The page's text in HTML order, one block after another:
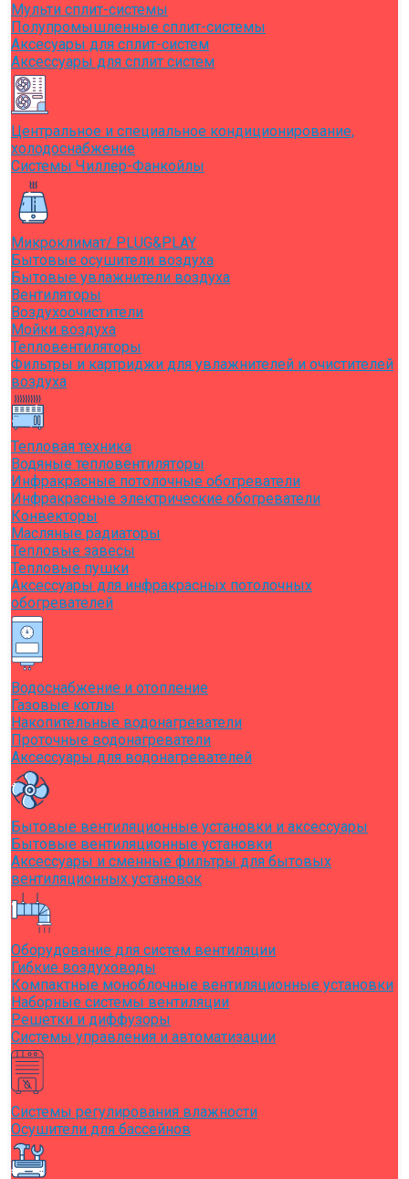
Мульти сплит-системы
Полупромышленные сплит-системы
Аксесуары для сплит-систем
Аксессуары для сплит систем
Центральное и специальное кондиционирование,
холодоснабжение
Системы Чиллер-Фанкойлы
Микроклимат/ PLUG&PLAY
Бытовые осушители воздуха
Бытовые увлажнители воздуха
Вентиляторы
Воздухоочистители
Мойки воздуха
Тепловентиляторы
Фильтры и картриджи для увлажнителей и очистителей
воздуха
Тепловая техника
Водяные тепловентиляторы
Инфракрасные потолочные обогреватели
Инфракрасные электрические обогреватели
Конвекторы
Масляные радиаторы
Тепловые завесы
Тепловые пушки
Аксессуары для инфракрасных потолочных
обогревателей
Водоснабжение и отопление
Газовые котлы
Накопительные водонагреватели
Проточные водонагреватели
Аксессуары для водонагревателей
Бытовые вентиляционные установки и аксессуары
Бытовые вентиляционные установки
Аксессуары и сменные фильтры для бытовых
вентиляционных установок
Оборудование для систем вентиляции
Гибкие воздуховоды
Компактные моноблочные вентиляционные установки
Наборные системы вентиляции
Решетки и диффузоры
Системы управления и автоматизации
Системы регулирования влажности
Осушители для бассейнов